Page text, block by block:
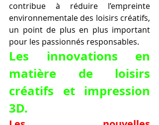
contribue à réduire l’empreinte
environnementale des loisirs créatifs,
un point de plus en plus important
pour les passionnés responsables.
Les innovations en
matière de loisirs
créatifs et impression
3D.